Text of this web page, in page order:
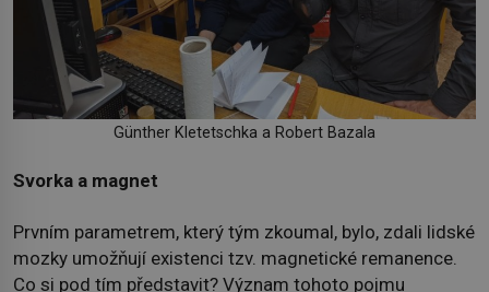
Günther Kletetschka a Robert Bazala
Svorka a magnet
Prvním parametrem, který tým zkoumal, bylo, zdali lidské
mozky umožňují existenci tzv. magnetické remanence.
Co si pod tím představit? Význam tohoto pojmu